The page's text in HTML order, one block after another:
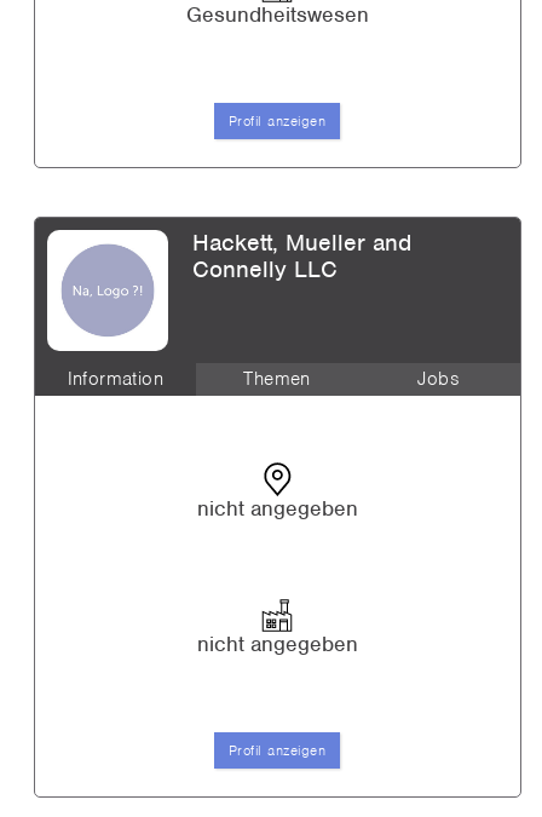
Gesundheitswesen
Profil anzeigen
Hackett, Mueller and
Connelly LLC
Information Themen Jobs
nicht angegeben
nicht angegeben
Profil anzeigen